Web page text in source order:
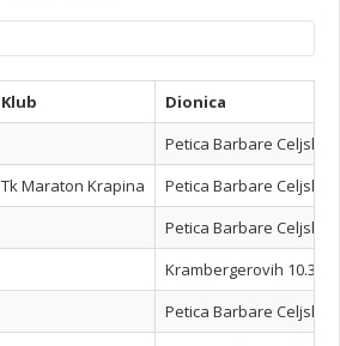
Klub
Dionica
Petica Barbare Celjske -
Tk Maraton Krapina
Petica Barbare Celjske -
Petica Barbare Celjske -
Krambergerovih 10.3km
Petica Barbare Celjske -